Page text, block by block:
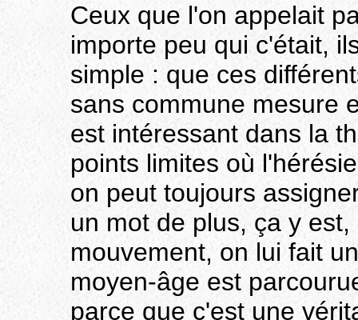
Ceux que l'on appelait
importe peu qui c'était,
simple : que ces
sans commune mesure
est intéressant dans la
points limites où
on peut toujours
un mot de plus, ça y
mouvement, on lui fait
moyen-âge est
parce que c'est une